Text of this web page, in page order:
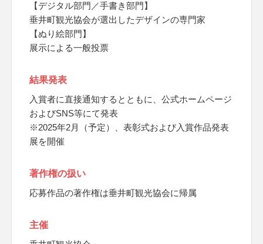
【デジタル部門／手書き部門】
垂井町観光協会が選出したデザインの専門家
【ぬり絵部門】
展示による一般投票
結果発表
入賞者に直接通知するとともに、公式ホームページ
およびSNS等にて発表
※2025年2月（予定）、表彰式および入賞作品発表
展を開催
著作権の扱い
応募作品の著作権は垂井町観光協会に帰属
主催